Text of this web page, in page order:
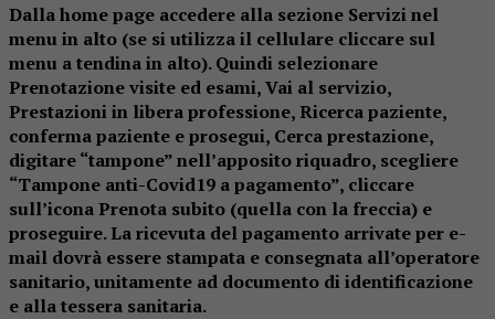
Dalla home page accedere alla sezione Servizi nel
menu in alto (se si utilizza il cellulare cliccare sul
menu a tendina in alto). Quindi selezionare
Prenotazione visite ed esami, Vai al servizio,
Prestazioni in libera professione, Ricerca paziente,
conferma paziente e prosegui, Cerca prestazione,
digitare “tampone” nell’apposito riquadro, scegliere
“Tampone anti-Covid19 a pagamento”, cliccare
sull’icona Prenota subito (quella con la freccia) e
proseguire. La ricevuta del pagamento arrivate per e-
mail dovrà essere stampata e consegnata all’operatore
sanitario, unitamente ad documento di identificazione
e alla tessera sanitaria.